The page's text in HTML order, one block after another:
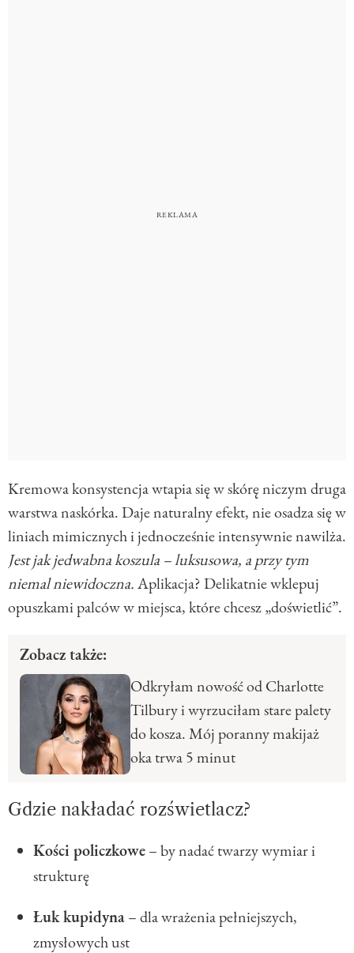
Kremowa konsystencja wtapia się w skórę niczym druga
warstwa naskórka. Daje naturalny efekt, nie osadza się w
liniach mimicznych i jednocześnie intensywnie nawilża.
Jest jak jedwabna koszula – luksusowa, a przy tym
niemal niewidoczna.Aplikacja? Delikatnie wklepuj
opuszkami palców w miejsca, które chcesz „doświetlić”.
Zobacz także:
Odkryłam nowość od Charlotte
Tilbury i wyrzuciłam stare palety
do kosza. Mój poranny makijaż
oka trwa 5 minut
Gdzie nakładać rozświetlacz?
Kości policzkowe– by nadać twarzy wymiar i
strukturę
Łuk kupidyna– dla wrażenia pełniejszych,
zmysłowych ust